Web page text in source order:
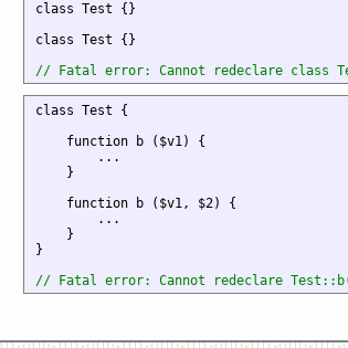
class Test {}
class Test {}
// Fatal error: Cannot redeclare class
class Test {
    function b ($v1) {
        ...
    }
    function b ($v1, $2) {
        ...
    }
}
// Fatal error: Cannot redeclare